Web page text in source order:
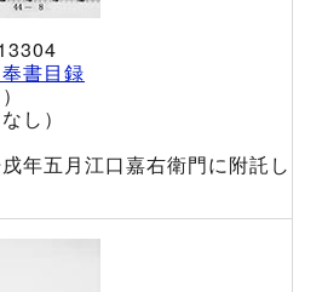
書目録
なし）
年五月江口嘉右衛門に附託し